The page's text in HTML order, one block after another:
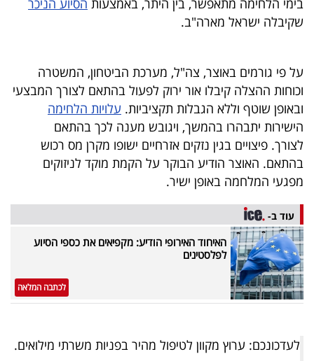
פעולה
דרושים
ניוזלטרים
מייל
אדום
פרסמו
בימי הלחימה מתאפשר, בין היתר, באמצעות הסיוע הניכר
שקיבלה ישראל מארה"ב.
על פי גורמים באוצר, צה"ל, מערכת הביטחון, המשטרה
וכוחות ההצלה קיבלו אור ירוק לפעול בהתאם לצורך המבצעי
ובאופן שוטף וללא הגבלות תקציביות. עלויות הלחימה
הישירות יתבהרו בהמשך, ויגובש מענה לכך בהתאם
לצורך. פיצויים בגין נזקים אזרחיים ישופו מקרן מס רכוש
בהתאם. האוצר הודיע הבוקר על הקמת מוקד לניזוקים
מפגעי המלחמה באופן ישיר.
עוד ב-
האיחוד האירופי הודיע: מקפיאים את כספי הסיוע
לפלסטינים
לכתבה המלאה
לעדכונכם: ערוץ מקוון לטיפול מהיר בפניות משרתי מילואים.